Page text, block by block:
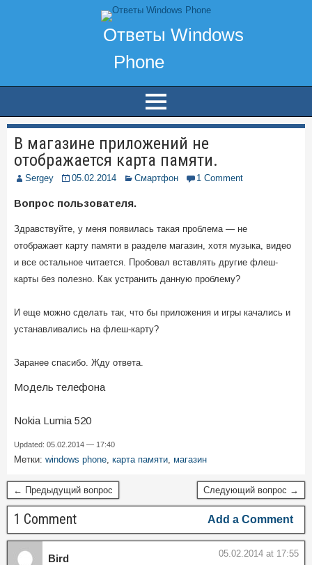
В магазине приложений не
отображается карта памяти.
Sergey 05.02.2014 Смартфон 1 Comment
Вопрос пользователя.
Здравствуйте, у меня появилась такая проблема — не
отображает карту памяти в разделе магазин, хотя музыка, видео
и все остальное читается. Пробовал вставлять другие флеш-
карты без полезно. Как устранить данную проблему?
И еще можно сделать так, что бы приложения и игры качались и
устанавливались на флеш-карту?
Заранее спасибо. Жду ответа.
Модель телефона
Nokia Lumia 520
Updated: 05.02.2014 — 17:40
Метки: windows phone, карта памяти, магазин
← Предыдущий вопрос Следующий вопрос →
1 Comment Add a Comment
Bird 05.02.2014 at 17:55